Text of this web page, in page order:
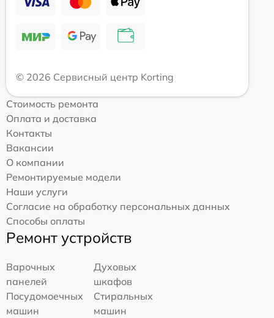
© 2026 Сервисный центр Korting
Стоимость ремонта
Оплата и доставка
Контакты
Вакансии
О компании
Ремонтируемые модели
Наши услуги
Согласие на обработку персональных данных
Способы оплаты
Ремонт устройств
Варочных
панелей
Духовых
шкафов
Посудомоечных
машин
Стиральных
машин